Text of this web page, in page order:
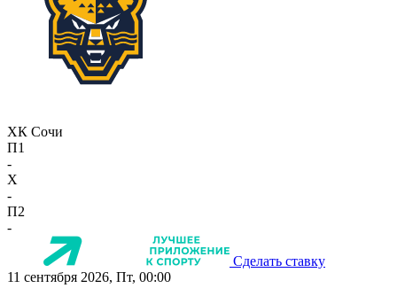
ХК Сочи
П1
-
X
-
П2
-
Сделать ставку
11 сентября 2026, Пт, 00:00